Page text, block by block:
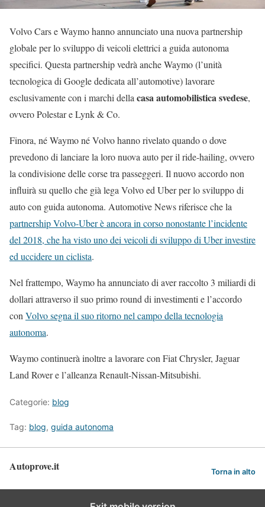
Volvo Cars e Waymo hanno annunciato una nuova partnership
globale per lo sviluppo di veicoli elettrici a guida autonoma
specifici. Questa partnership vedrà anche Waymo (l’unità
tecnologica di Google dedicata all’automotive) lavorare
esclusivamente con i marchi della casa automobilistica svedese,
ovvero Polestar e Lynk & Co.
Finora, né Waymo né Volvo hanno rivelato quando o dove
prevedono di lanciare la loro nuova auto per il ride-hailing, ovvero
la condivisione delle corse tra passeggeri. Il nuovo accordo non
influirà su quello che già lega Volvo ed Uber per lo sviluppo di
auto con guida autonoma. Automotive News riferisce che la
partnership Volvo-Uber è ancora in corso nonostante l’incidente
del 2018, che ha visto uno dei veicoli di sviluppo di Uber investire
ed uccidere un ciclista.
Nel frattempo, Waymo ha annunciato di aver raccolto 3 miliardi di
dollari attraverso il suo primo round di investimenti e l’accordo
con Volvo segna il suo ritorno nel campo della tecnologia
autonoma.
Waymo continuerà inoltre a lavorare con Fiat Chrysler, Jaguar
Land Rover e l’alleanza Renault-Nissan-Mitsubishi.
Categorie: blog
Tag: blog, guida autonoma
Autoprove.it Torna in alto